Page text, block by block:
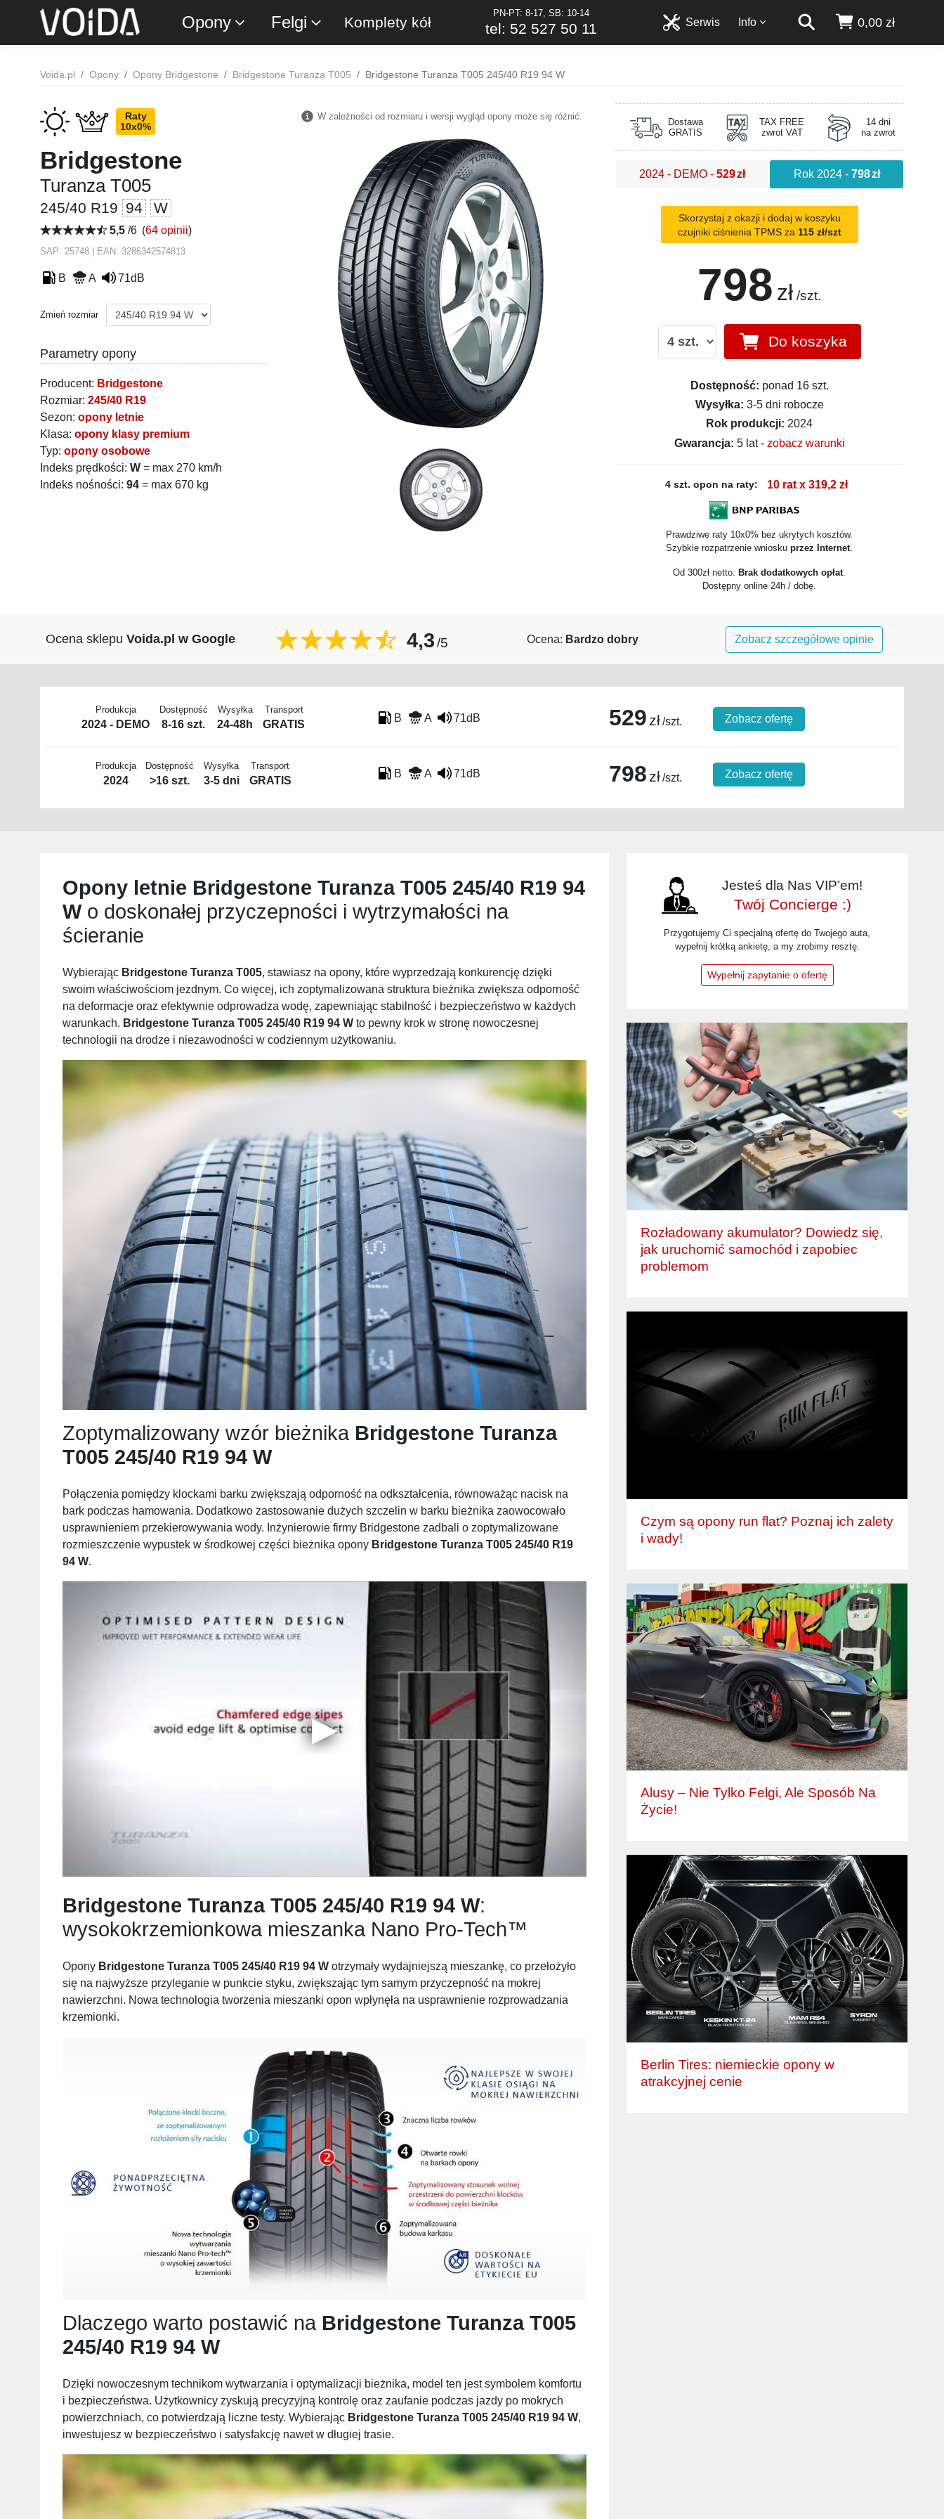
Opony Felgi Komplety kół
PN-PT: 8-17, SB: 10-14
tel: 52 527 50 11 0,00 zł
Info
Serwis
Voida.pl Opony Opony Bridgestone Bridgestone Turanza T005 Bridgestone Turanza T005 245/40 R19 94 W
Raty
10x0%
Bridgestone
Turanza T005
245/40 R19 94 W
5,5 /6 (64 opinii)
SAP: 25748 | EAN: 3286342574813
B A 71dB
Zmień rozmiar
Parametry opony
Producent: Bridgestone
Rozmiar: 245/40 R19
Sezon: opony letnie
Klasa: opony klasy premium
Typ: opony osobowe
Indeks prędkości: W = max 270 km/h
Indeks nośności: 94 = max 670 kg
W zależności od rozmiaru i wersji wygląd opony może się różnić.
Dostawa
GRATIS
TAX FREE
zwrot VAT
14 dni
na zwrot
2024 - DEMO -529zł Rok 2024- 798zł
Skorzystaj z okazji i dodaj w koszyku
czujniki ciśnienia TPMS za 115 zł/szt
798 zł /szt.
Do koszyka
Dostępność: ponad 16 szt.
Wysyłka: 3-5 dni robocze
Rok produkcji: 2024
Gwarancja: 5 lat - zobacz warunki
4 szt. opon na raty: 10 rat x 319,2 zł
Prawdziwe raty 10x0% bez ukrytych kosztów.
Szybkie rozpatrzenie wnioskuprzez Internet
Od 300zł netto.Brak dodatkowych opłat
Dostępny online 24h / dobę.
Ocena sklepu Voida.pl w Google 4,3/5 Ocena: Bardzo dobry Zobacz szczegółowe opinie
Produkcja
2024 - DEMO
Dostępność
8-16 szt.
Wysyłka
24-48h
Transport
GRATIS
B A 71dB 529 zł/szt. Zobacz ofertę
Produkcja
2024
Dostępność
>16 szt.
Wysyłka
3-5 dni
Transport
GRATIS
B A 71dB 798 zł/szt. Zobacz ofertę
Opony letnie Bridgestone Turanza T005 245/40 R19 94
Wo doskonałej przyczepności i wytrzymałości na
ścieranie
Wybierając Bridgestone Turanza T005, stawiasz na opony, które wyprzedzają konkurencję dzięki
swoim właściwościom jezdnym. Co więcej, ich zoptymalizowana struktura bieżnika zwiększa odporność
na deformacje oraz efektywnie odprowadza wodę, zapewniając stabilność i bezpieczeństwo w każdych
warunkach. Bridgestone Turanza T005 245/40 R19 94 W to pewny krok w stronę nowoczesnej
technologii na drodze i niezawodności w codziennym użytkowaniu.
Zoptymalizowany wzór bieżnika Bridgestone Turanza
T005 245/40 R19 94 W
Połączenia pomiędzy klockami barku zwiększają odporność na odkształcenia, równoważąc nacisk na
bark podczas hamowania. Dodatkowo zastosowanie dużych szczelin w barku bieżnika zaowocowało
usprawnieniem przekierowywania wody. Inżynierowie firmy Bridgestone zadbali o zoptymalizowane
rozmieszczenie wypustek w środkowej części bieżnika opony Bridgestone Turanza T005 245/40 R19
94 W.
Bridgestone Turanza T005 245/40 R19 94 W:
wysokokrzemionkowa mieszanka Nano Pro-Tech™
Opony Bridgestone Turanza T005 245/40 R19 94 W otrzymały wydajniejszą mieszankę, co przełożyło
się na najwyższe przyleganie w punkcie styku, zwiększając tym samym przyczepność na mokrej
nawierzchni. Nowa technologia tworzenia mieszanki opon wpłynęła na usprawnienie rozprowadzania
krzemionki.
Dlaczego warto postawić na Bridgestone Turanza T005
245/40 R19 94 W
Dzięki nowoczesnym technikom wytwarzania i optymalizacji bieżnika, model ten jest symbolem komfortu
i bezpieczeństwa. Użytkownicy zyskują precyzyjną kontrolę oraz zaufanie podczas jazdy po mokrych
powierzchniach, co potwierdzają liczne testy. Wybierając Bridgestone Turanza T005 245/40 R19 94 W,
inwestujesz w bezpieczeństwo i satysfakcję nawet w długiej trasie.
Jesteś dla Nas VIP’em!
Twój Concierge :)
Przygotujemy Ci specjalną ofertę do Twojego auta,
wypełnij krótką ankietę, a my zrobimy resztę.
Wypełnij zapytanie o ofertę
Rozładowany akumulator? Dowiedz się,
jak uruchomić samochód i zapobiec
problemom
Czym są opony run flat? Poznaj ich zalety
i wady!
Alusy – Nie Tylko Felgi, Ale Sposób Na
Życie!
Berlin Tires: niemieckie opony w
atrakcyjnej cenie